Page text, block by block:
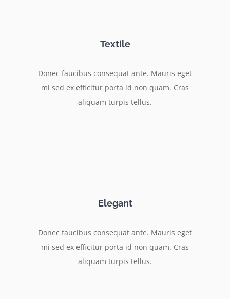
Textile
Donec faucibus consequat ante. Mauris eget
mi sed ex efficitur porta id non quam. Cras
aliquam turpis tellus.
Elegant
Donec faucibus consequat ante. Mauris eget
mi sed ex efficitur porta id non quam. Cras
aliquam turpis tellus.